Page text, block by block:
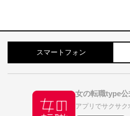
スマートフォン
女の転職type公
アプリでサクサク